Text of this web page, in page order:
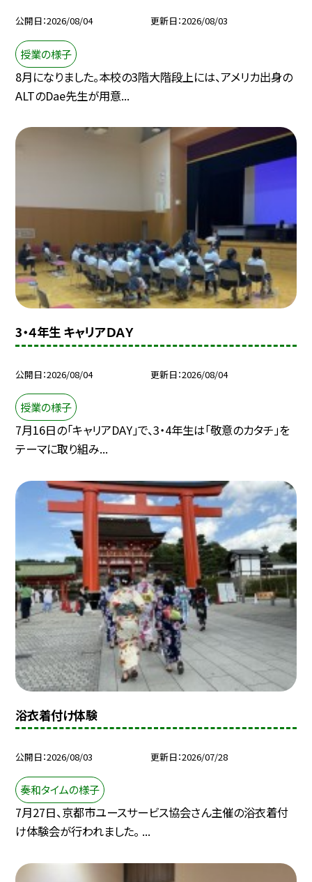
公開日 2026/08/04 更新日 2026/08/03
授業の様子
8月になりました。本校の3階大階段上には、アメリカ出身の
ALTのDae先生が用意...
3・４年生 キャリアＤＡＹ
公開日 2026/08/04 更新日 2026/08/04
授業の様子
7月16日の「キャリアDAY」で、3・4年生は「敬意のカタチ」を
テーマに取り組み...
浴衣着付け体験
公開日 2026/08/03 更新日 2026/07/28
奏和タイムの様子
7月27日、京都市ユースサービス協会さん主催の浴衣着付
け体験会が行われました。 ...